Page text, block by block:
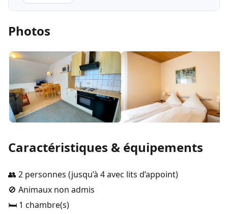
Photos
Caractéristiques & équipements
👥 2 personnes (jusqu’à 4 avec lits d’appoint)
🚫 Animaux non admis
🛏️ 1 chambre(s)